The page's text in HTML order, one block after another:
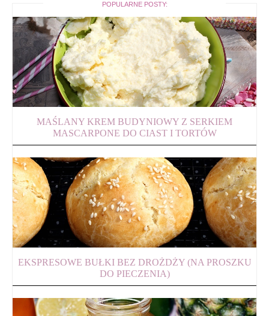
POPULARNE POSTY:
MAŚLANY KREM BUDYNIOWY Z SERKIEM
MASCARPONE DO CIAST I TORTÓW
EKSPRESOWE BUŁKI BEZ DROŻDŻY (NA PROSZKU
DO PIECZENIA)